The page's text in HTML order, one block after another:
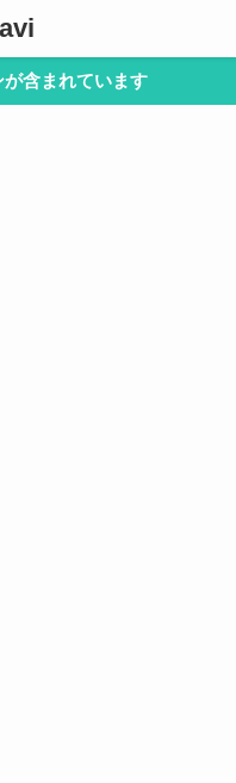
含まれています